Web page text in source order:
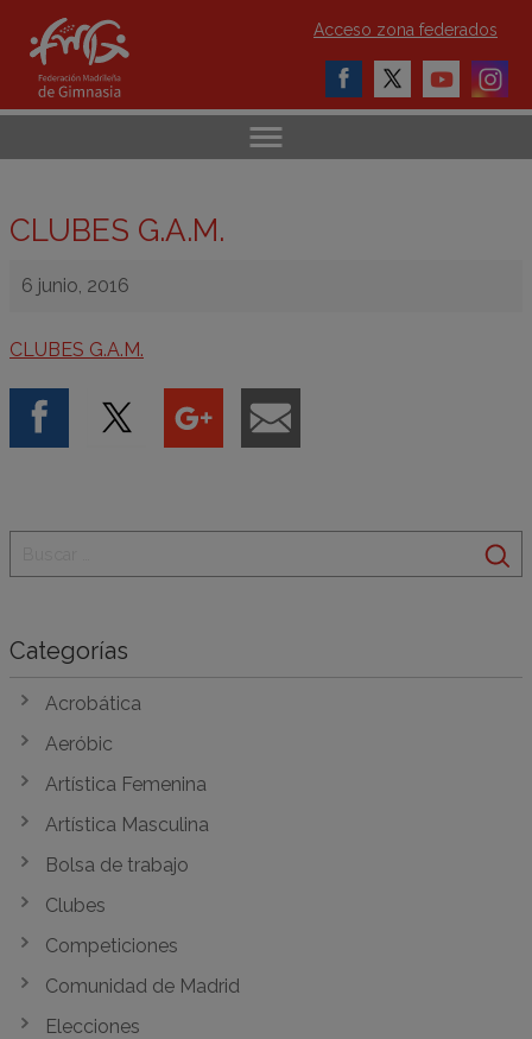
Acceso zona federados
CLUBES G.A.M.
6 junio, 2016
CLUBES G.A.M.
Categorías
Acrobática
Aeróbic
Artística Femenina
Artística Masculina
Bolsa de trabajo
Clubes
Competiciones
Comunidad de Madrid
Elecciones